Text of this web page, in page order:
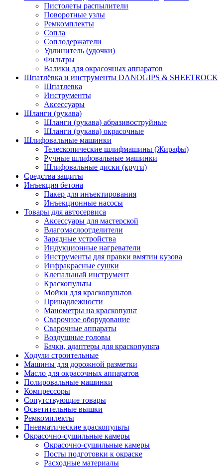
Пистолеты распылители
Поворотные узлы
Ремкомплекты
Сопла
Соплодержатели
Удлинитель (удочки)
Фильтры
Валики для окрасочных аппаратов
Шпатлёвка и инструменты DANOGIPS & SHEETROCK
Шпатлевка
Инструменты
Аксессуары
Шланги (рукава)
Шланги (рукава) абразивоструйные
Шланги (рукава) окрасочные
Шлифовальные машинки
Телескопические шлифмашины (Жирафы)
Ручные шлифовальные машинки
Шлифовальные диски (круги)
Средства защиты
Инъекция бетона
Пакер для инъектирования
Инъекционные насосы
Товары для автосервиса
Аксессуары для мастерской
Влагомаслоотделители
Зарядные устройства
Индукционные нагреватели
Инструменты для правки вмятин кузова
Инфракрасные сушки
Клепальный инструмент
Краскопульты
Мойки для краскопультов
Принадлежности
Манометры на краскопульт
Сварочное оборудование
Сварочные аппараты
Воздушные головы
Бачки, адаптеры для краскопульта
Ходули строительные
Машины для дорожной разметки
Масло для окрасочных аппаратов
Полировальные машинки
Компрессоры
Сопутствующие товары
Осветительные вышки
Ремкомплекты
Пневматические краскопульты
Окрасочно-сушильные камеры
Окрасочно-сушильные камеры
Посты подготовки к окраске
Расходные материалы